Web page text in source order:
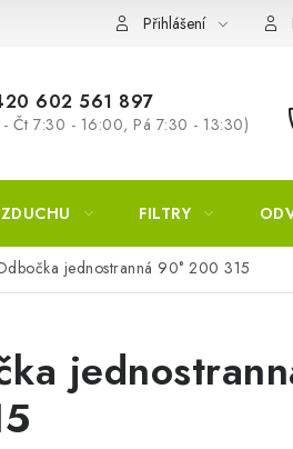
Přihlášení
602 561 897
- Čt 7:30 - 16:00, Pá 7:30 - 13:30)
FILTRY
jednostranná 90° 200 315